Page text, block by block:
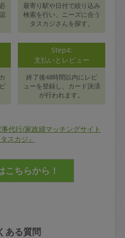
最寄り駅や日付で絞り込み
検索を行い、ニーズに合う
タスカジさんを探す。
Step4:
支払いとレビュー
終了後48時間以内にレビ
ューを登録し、カード決済
が行われます。
代行/家政婦マッチングサイト
タスカジ』
ある質問